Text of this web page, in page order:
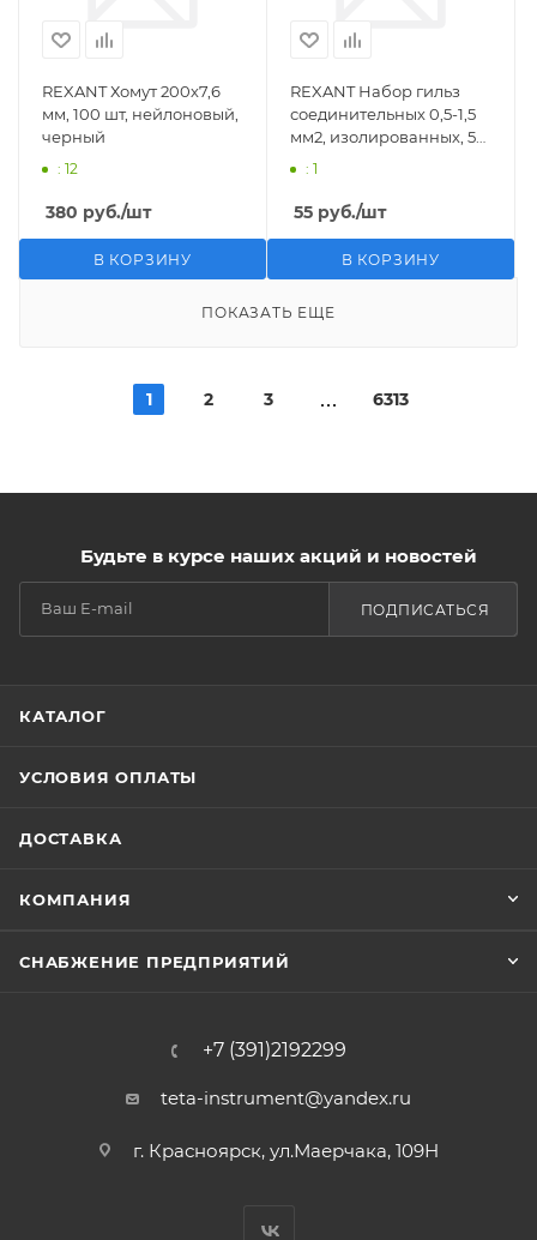
REXANT Хомут 200х7,6
мм, 100 шт, нейлоновый,
черный
: 12
380 руб./шт
В КОРЗИНУ
REXANT Набор гильз
соединительных 0,5-1,5
мм2, изолированных, 5
: 1
55 руб./шт
В КОРЗИНУ
ПОКАЗАТЬ ЕЩЕ
1 2 3 6313
Будьте в курсе наших акций и новостей
ПОДПИСАТЬСЯ
КАТАЛОГ
УСЛОВИЯ ОПЛАТЫ
ДОСТАВКА
КОМПАНИЯ
СНАБЖЕНИЕ ПРЕДПРИЯТИЙ
+7 (391)2192299
teta-instrument@yandex.ru
г. Красноярск, ул.Маерчака, 109Н